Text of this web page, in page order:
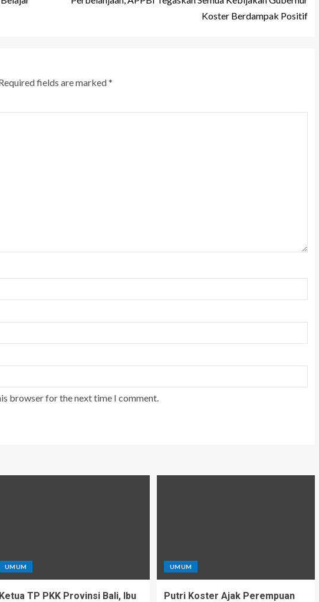
Koster Berdampak Positif
fields are marked*
browser for the next time I comment.
UMUM
Ketua TP PKK Provinsi Bali, Ibu
UMUM
Putri Koster Ajak Perempuan